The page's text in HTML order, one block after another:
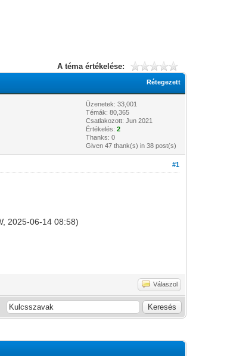
A téma értékelése:
Rétegezett
Üzenetek: 33,001
Témák: 80,365
Csatlakozott: Jun 2021
Értékelés:2
Thanks: 0
Given 47 thank(s) in 38 post(s)
#1
2025-06-14 08:58)
Válaszol